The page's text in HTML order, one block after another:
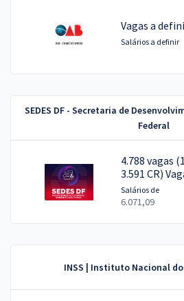
Vagas a
Salários a definir
SEDES DF - Secretaria de
Federal
4.788 vagas
3.591 CR)
Salários de
6.071,09
INSS | Instituto Nacional